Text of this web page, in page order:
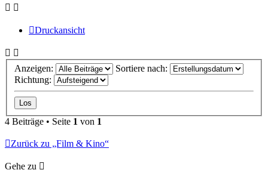
Druckansicht
Anzeigen:
Sortiere nach:
Richtung:
4 Beiträge • Seite 1 von 1
Zurück zu „Film & Kino“
Gehe zu